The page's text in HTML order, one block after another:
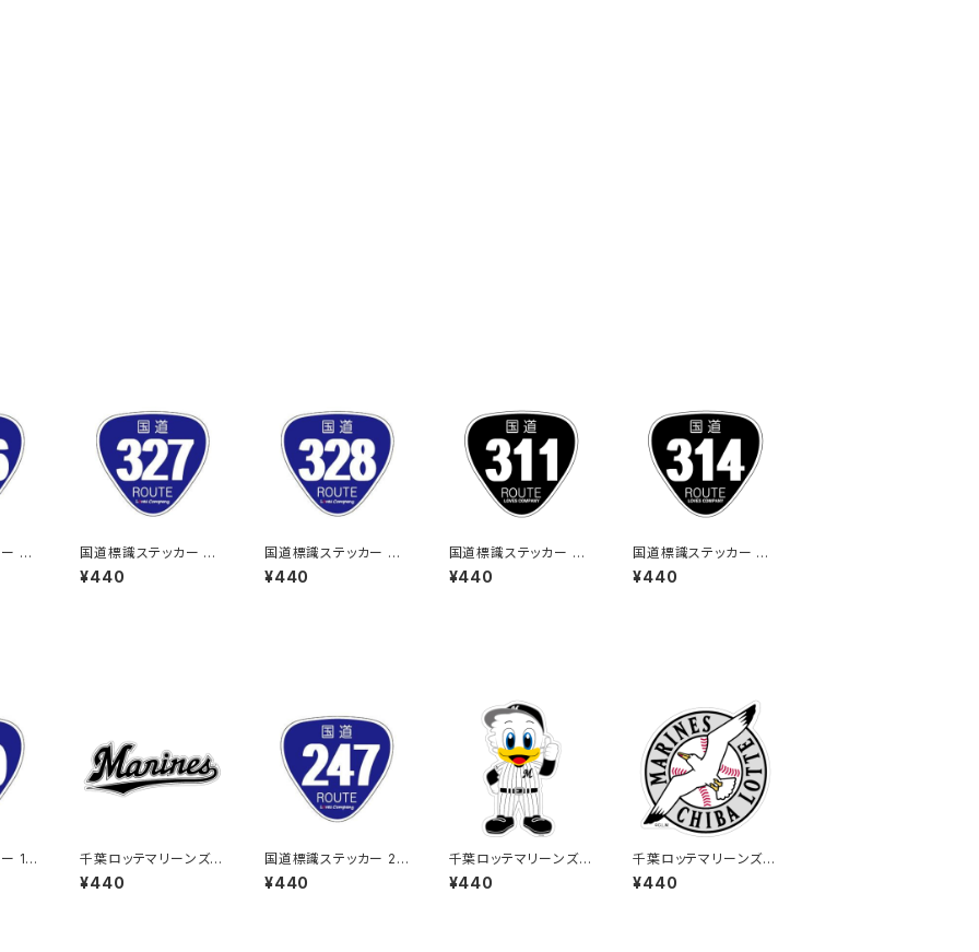
35
国道標識ステッカー 32
7号線
¥440
国道標識ステッカー 32
8号線
¥440
国道標識ステッカー 31
1号線（ブラック）
¥440
国道標識ステッカー 31
4号線（ブラック）
¥440
ー 13
千葉ロッテマリーンズス
テッカー16
¥440
国道標識ステッカー 24
7号線
¥440
千葉ロッテマリーンズス
テッカー13
¥440
千葉ロッテマリーンズス
テッカー15
¥440